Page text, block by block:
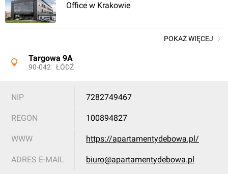
Łódź, Senatorska
Kraków, Madalińskiego 9
Office w Krakowie
POKAŻ WIĘCEJ
Targowa 9A
90-042 ŁÓDŹ
NIP 7282749467
REGON 100894827
WWW https://apartamentydebowa.pl/
ADRES E-MAIL biuro@apartamentydebowa.pl